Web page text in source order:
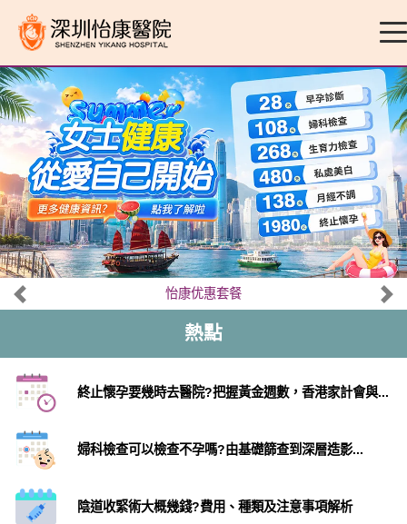
怡康优惠套餐
熱點
終止懷孕要幾時去醫院?把握黃金週數，香港家計會與...
婦科檢查可以檢查不孕嗎?由基礎篩查到深層造影...
陰道收緊術大概幾錢?費用、種類及注意事項解析